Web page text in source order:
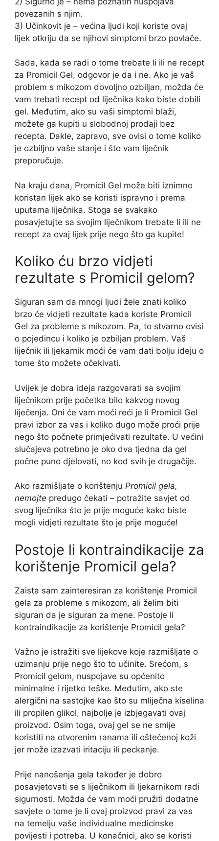
povezanih s njim.
3) Učinkovit je – većina ljudi koji koriste ovaj
lijek otkriju da se njihovi simptomi brzo povlače.
Sada, kada se radi o tome trebate li ili ne recept
za Promicil Gel, odgovor je da i ne. Ako je vaš
problem s mikozom dovoljno ozbiljan, možda će
vam trebati recept od liječnika kako biste dobili
gel. Međutim, ako su vaši simptomi blaži,
možete ga kupiti u slobodnoj prodaji bez
recepta. Dakle, zapravo, sve ovisi o tome koliko
je ozbiljno vaše stanje i što vam liječnik
preporučuje.
Na kraju dana, Promicil Gel može biti iznimno
koristan lijek ako se koristi ispravno i prema
uputama liječnika. Stoga se svakako
posavjetujte sa svojim liječnikom trebate li ili ne
recept za ovaj lijek prije nego što ga kupite!
Koliko ću brzo vidjeti
rezultate s Promicil gelom?
Siguran sam da mnogi ljudi žele znati koliko
brzo će vidjeti rezultate kada koriste Promicil
Gel za probleme s mikozom. Pa, to stvarno ovisi
o pojedincu i koliko je ozbiljan problem. Vaš
liječnik ili ljekarnik moći će vam dati bolju ideju o
tome što možete očekivati.
Uvijek je dobra ideja razgovarati sa svojim
liječnikom prije početka bilo kakvog novog
liječenja. Oni će vam moći reći je li Promicil Gel
pravi izbor za vas i koliko dugo može proći prije
nego što počnete primjećivati rezultate. U većini
slučajeva potrebno je oko dva tjedna da gel
počne puno djelovati, no kod svih je drugačije.
Ako razmišljate o korištenju Promicil gela,
nemojte predugo čekati – potražite savjet od
svog liječnika što je prije moguće kako biste
mogli vidjeti rezultate što je prije moguće!
Postoje li kontraindikacije za
korištenje Promicil gela?
Zaista sam zainteresiran za korištenje Promicil
gela za probleme s mikozom, ali želim biti
siguran da je siguran za mene. Postoje li
kontraindikacije za korištenje Promicil gela?
Važno je istražiti sve lijekove koje razmišljate o
uzimanju prije nego što to učinite. Srećom, s
Promicil gelom, nuspojave su općenito
minimalne i rijetko teške. Međutim, ako ste
alergični na sastojke kao što su mliječna kiselina
ili propilen glikol, najbolje je izbjegavati ovaj
proizvod. Osim toga, ovaj gel se ne smije
koristiti na otvorenim ranama ili oštećenoj koži
jer može izazvati iritaciju ili peckanje.
Prije nanošenja gela također je dobro
posavjetovati se s liječnikom ili ljekarnikom radi
sigurnosti. Možda će vam moći pružiti dodatne
savjete o tome je li ovaj proizvod pravi za vas
na temelju vaše individualne medicinske
povijesti i potreba. U konačnici, ako se koristi